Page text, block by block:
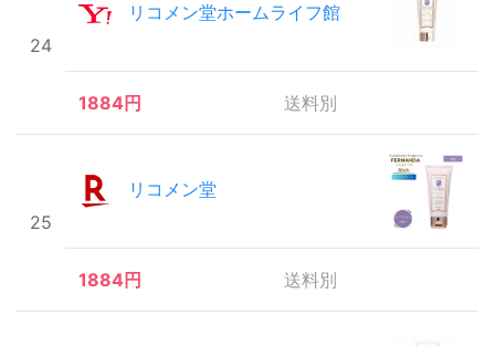
24
リコメン堂ホームライフ館
1884円 送料別
25
リコメン堂
1884円 送料別